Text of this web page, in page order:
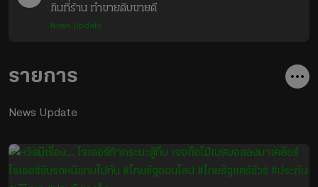
กินที่ร้าน ทำขายดิบขายดี
News Update
รายการ
News Update